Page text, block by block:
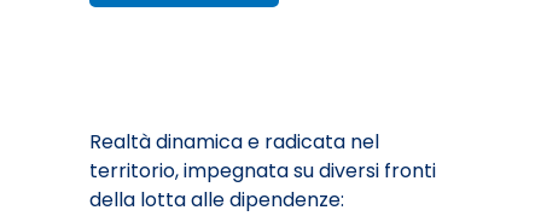
Realtà dinamica e radicata nel
territorio, impegnata su diversi fronti
della lotta alle dipendenze: